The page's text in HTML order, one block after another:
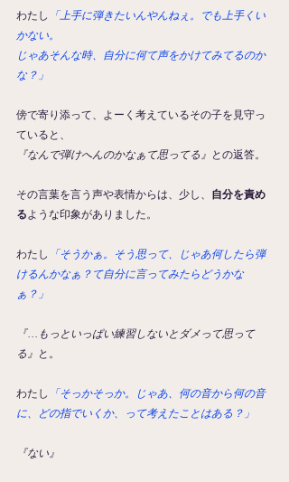
わたし
「上手に弾きたいんやんねぇ。でも上手くい
かない。
じゃあそんな時、自分に何て声をかけてみてるのか
な？」
傍で寄り添って、よーく考えているその子を見守っ
ていると、
『なんで弾けへんのかなぁて思ってる』 との返答。
その言葉を言う声や表情からは、少し、 自分を責め
るような印象がありました。
わたし
「そうかぁ。そう思って、じゃあ何したら弾
けるんかなぁ？て自分に言ってみたらどうかな
ぁ？」
『…もっといっぱい練習しないとダメって思って
る』 と。
わたし
「そっかそっか。じゃあ、何の音から何の音
に、どの指でいくか、って考えたことはある？」
『ない』